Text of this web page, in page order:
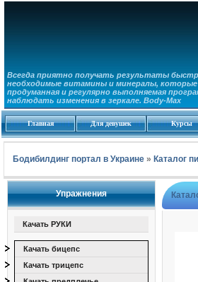
Всегда приятно получать результаты
необходимые витамины и минералы,
продуманная и регулярно выполняемая
наблюдать изменения в зеркале. Body-Max
Главная Для девушек Курсы
Бодибилдинг портал в Украине » Каталог
Упражнения
Качать РУКИ
Качать бицепс
Качать трицепс